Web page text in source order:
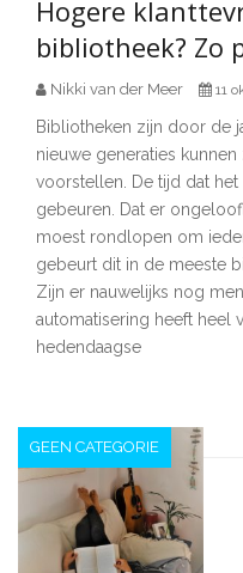
Hogere
bibliotheek? Zo
Nikki van der Meer 11
Bibliotheken zijn door de
nieuwe generaties
voorstellen. De tijd dat
gebeuren. Dat er
moest rondlopen om
gebeurt dit in de meeste
Zijn er nauwelijks nog
automatisering heeft heel
hedendaagse
GEEN CATEGORIE